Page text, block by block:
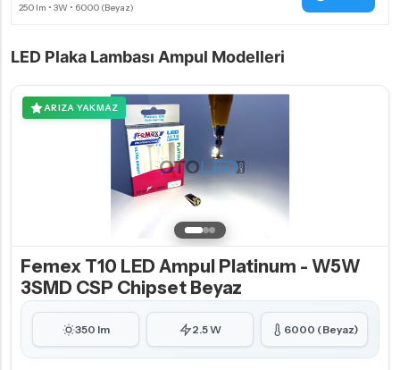
LED Plaka Lambası Ampul Modelleri
ARIZA YAKMAZ
Femex T10 LED Ampul Platinum - W5W
3SMD CSP Chipset Beyaz
350 lm 2.5 W 6000 (Beyaz)